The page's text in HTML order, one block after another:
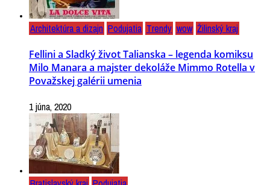
Architektúra a dizajn Podujatia Trendy wow Žilinský kraj
Fellini a Sladký život Talianska – legenda komiksu
Milo Manara a majster dekoláže Mimmo Rotella v
Považskej galérii umenia
1 júna, 2020